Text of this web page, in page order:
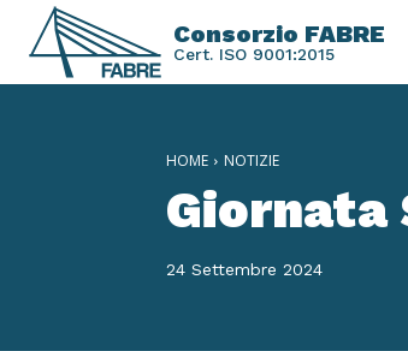
Consorzio FABRE
Cert. ISO 9001:2015
HOME NOTIZIE
Giornata
24 Settembre 2024